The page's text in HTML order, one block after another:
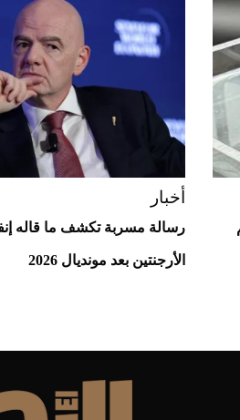
Aston Martin Valiant: على هوى الأبطال
أخبار
رسالة مسربة تكشف ما قاله
الأرجنتين بعد مونديال 2026